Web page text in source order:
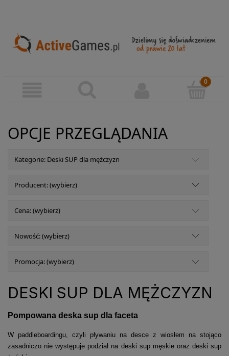
OPCJE PRZEGLĄDANIA
Kategorie: Deski SUP dla mężczyzn
Producent: (wybierz)
Cena: (wybierz)
Nowość: (wybierz)
Promocja: (wybierz)
DESKI SUP DLA MĘŻCZYZN
Pompowana deska sup dla faceta
W paddleboardingu, czyli pływaniu na desce z wiosłem na stojąco
zasadniczo nie występuje podział na deski sup męskie oraz deski sup